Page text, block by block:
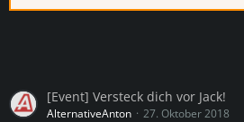
[Event] Versteck dich vor Jack!
AlternativeAnton 27. Oktober 2018